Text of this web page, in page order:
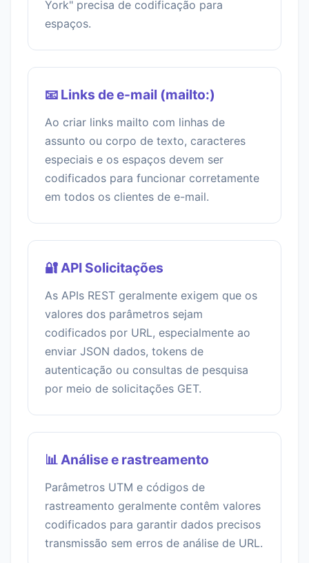
York" precisa de codificação para
espaços.
📧 Links de e-mail (mailto:)
Ao criar links mailto com linhas de
assunto ou corpo de texto, caracteres
especiais e os espaços devem ser
codificados para funcionar corretamente
em todos os clientes de e-mail.
🔐 API Solicitações
As APIs REST geralmente exigem que os
valores dos parâmetros sejam
codificados por URL, especialmente ao
enviar JSON dados, tokens de
autenticação ou consultas de pesquisa
por meio de solicitações GET.
📊 Análise e rastreamento
Parâmetros UTM e códigos de
rastreamento geralmente contêm valores
codificados para garantir dados precisos
transmissão sem erros de análise de URL.